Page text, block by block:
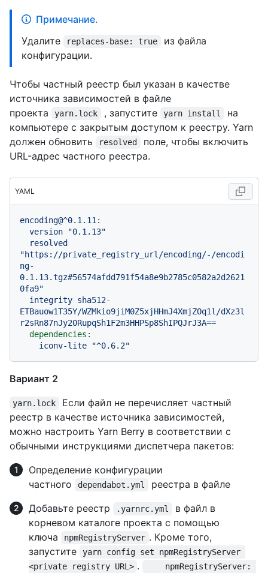
Примечание.
Удалите
replaces-base: true
из файла
конфигурации.
Чтобы частный реестр был указан в качестве
источника зависимостей в файле
проекта
yarn.lock , запустите yarn install
на
компьютере с закрытым доступом к реестру. Yarn
должен обновить
resolved
поле, чтобы включить
URL-адрес частного реестра.
YAML
encoding@^0.1.11:
version
"0.1.13"
resolved
"https://private_registry_url/encoding/-/encodi
ng-
0.1.13.tgz#56574afdd791f54a8e9b2785c0582a2d2621
0fa9"
integrity sha512-
ETBauow1T35Y/WZMkio9jiM0Z5xjHHmJ4XmjZOq1l/dXz3l
r2sRn87nJy20RupqSh1F2m3HHPSp8ShIPQJrJ3A==
dependencies:
iconv-lite
"^0.6.2"
Вариант 2
yarn.lock
Если файл не перечисляет частный
реестр в качестве источника зависимостей,
можно настроить Yarn Berry в соответствии с
обычными инструкциями диспетчера пакетов:
Определение конфигурации
частного
dependabot.yml
реестра в файле
Добавьте реестр
.yarnrc.yml
в файл в
корневом каталоге проекта с помощью
ключа
npmRegistryServer . Кроме того,
запустите
yarn config set npmRegistryServer
<private registry URL> .
    npmRegistryServer: